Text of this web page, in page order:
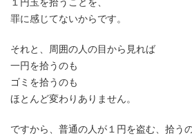
罪に感じてないからです。
それと、周囲の人の目から見れば
一円を拾うのも
ゴミを拾うのも
ほとんど変わりありません。
ですから、普通の人が１円を盗む、拾うの